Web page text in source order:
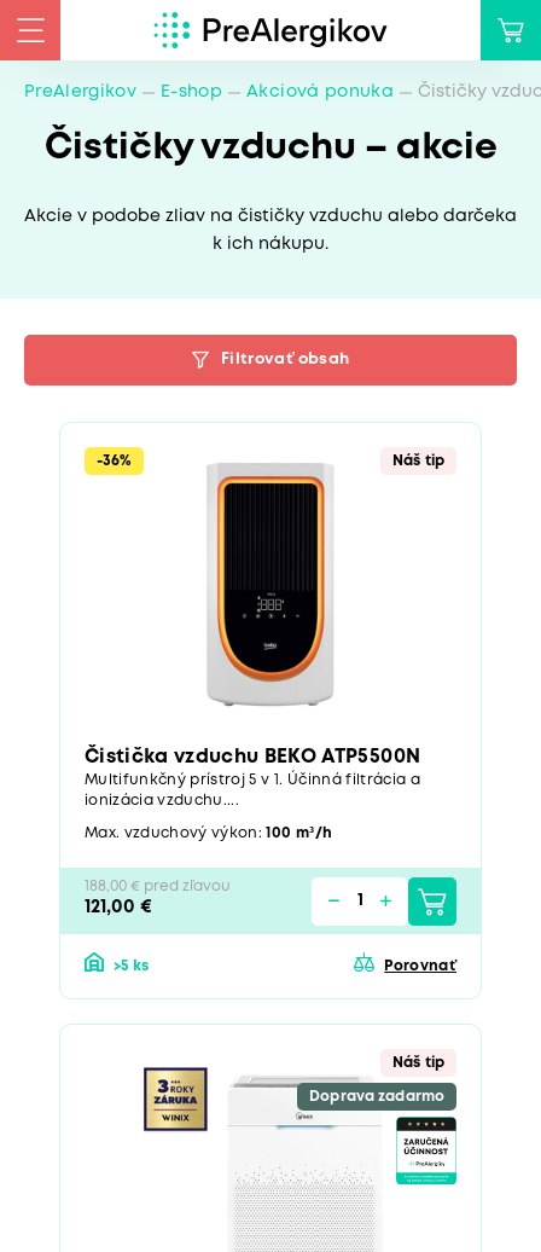
PreAlergikov E-shop Akciová ponuka Čističky
Čističky vzduchu – akcie
Akcie v podobe zliav na čističky vzduchu alebo darčeka
k ich nákupu.
Filtrovať obsah
-36% Náš tip
Čistička vzduchu BEKO ATP5500N
Multifunkčný prístroj 5 v 1. Účinná filtrácia a
ionizácia vzduchu....
Max. vzduchový výkon:100 m³/h
188,00 € pred zľavou
121,00 €
>5 ks Porovnať
Náš tip
Doprava zadarmo